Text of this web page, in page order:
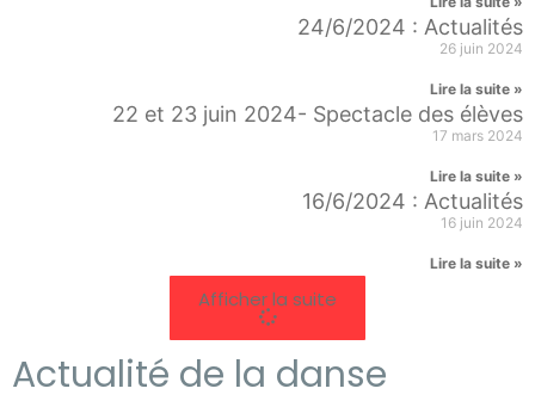
24/6/2024 : Actualités
26 juin 2024
Lire la suite »
22 et 23 juin 2024- Spectacle des élèves
17 mars 2024
Lire la suite »
16/6/2024 : Actualités
16 juin 2024
Lire la suite »
Afficher la suite
Actualité de la danse